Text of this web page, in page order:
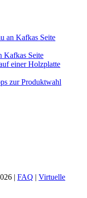
Kafkas Seite
zur Produktwahl
| FAQ | Virtuelle